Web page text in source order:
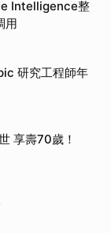
Intelligence整
用
研究工程師年
享壽70歲！